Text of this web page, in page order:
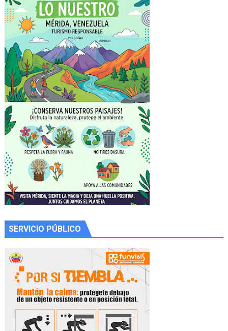
SERVICIO PÚBLICO